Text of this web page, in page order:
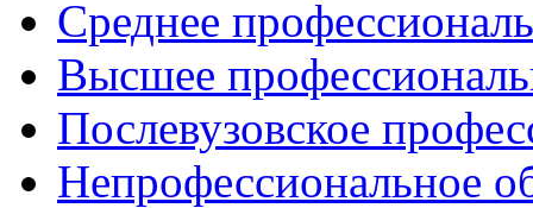
Среднее
Высшее
Послевузовское
Непрофессиональное